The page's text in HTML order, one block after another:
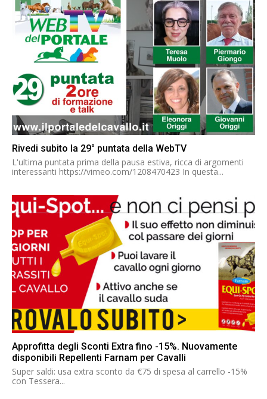
Rivedi subito la 29° puntata della WebTV
L'ultima puntata prima della pausa estiva, ricca di argomenti
interessanti https://vimeo.com/1208470423 In questa...
Approfitta degli Sconti Extra fino -15%. Nuovamente
disponibili Repellenti Farnam per Cavalli
Super saldi: usa extra sconto da €75 di spesa al carrello -15%
con Tessera...